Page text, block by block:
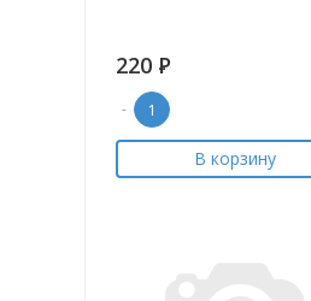
220 Р
-
В корзину